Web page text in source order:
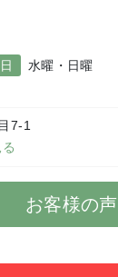
水曜・日曜
7-1
お客様の声